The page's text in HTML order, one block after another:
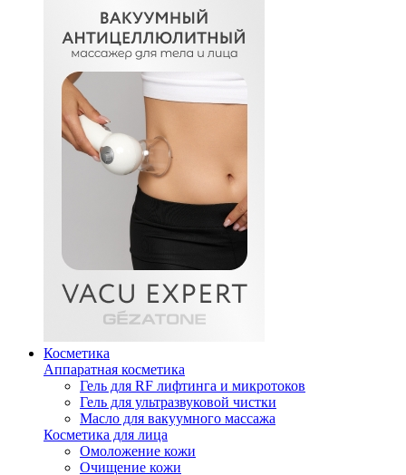
Косметика
Аппаратная косметика
Гель для RF лифтинга и микротоков
Гель для ультразвуковой чистки
Масло для вакуумного массажа
Косметика для лица
Омоложение кожи
Очищение кожи